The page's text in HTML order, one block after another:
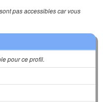
pas accessibles car vous
pour ce profil.